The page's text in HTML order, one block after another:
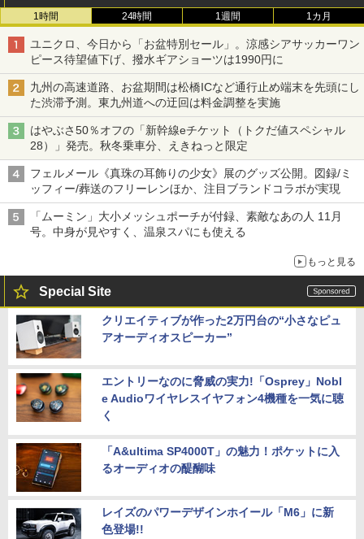
1時間 24時間 1週間 1カ月
ユニクロ、今日から「お盆特別セール」。涼感シアサッカーワン
ピース待望値下げ、撥水ギアショーツは1990円に
九州の高速道路、お盆期間は松橋ICなど通行止め端末を先頭にし
た渋滞予測。東九州道への迂回は料金調整を実施
はやぶさ50％オフの「新幹線eチケット（トクだ値スペシャル
28）」発売。秋冬乗車分、えきねっと限定
フェルメール《真珠の耳飾りの少女》展のグッズ公開。図録/ミ
ッフィー/葬送のフリーレンほか、注目ブランドコラボが実現
「ムーミン」大小メッシュポーチが付録、素敵なあの人 11月
号。中身が見やすく、温泉スパにも使える
もっと見る
Special Site
クリエイティブが作った2万円台の“小さなピュ
アオーディオスピーカー”
エントリーなのに脅威の実力!「Osprey」Nobl
e Audioワイヤレスイヤフォン4機種を一気に聴
く
「A&ultima SP4000T」の魅力！ポケットに入
るオーディオの醍醐味
レイズのパワーデザインホイール「M6」に新
色登場!!